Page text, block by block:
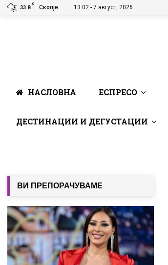
33.8
C
Скопје 13:02 - 7 август, 2026
НАСЛОВНА ЕСПРЕСО
ДЕСТИНАЦИИ И ДЕГУСТАЦИИ
ВИ ПРЕПОРАЧУВАМЕ